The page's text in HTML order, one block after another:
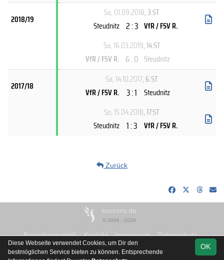
2018/19
Sa, 01.09.2018, 3.ST
Steudnitz 2 : 3 VfR / FSV R.
Sa, 16.03.2019, 14.ST
VfR / FSV R. 6 : 0 Steudnitz
2017/18
Sa, 14.10.2017, 6.ST
VfR / FSV R. 3 : 1 Steudnitz
So, 15.04.2018, 17.ST
Steudnitz 1 : 3 VfR / FSV R.
Zurück
soccero.de
© 2006 - 2026
Besucherstatistik Kontakt Impressum
Datenschutz
OK
Diese Webseite verwendet Cookies, um Dir den
bestmöglichen Service bieten zu können. Entsprechende